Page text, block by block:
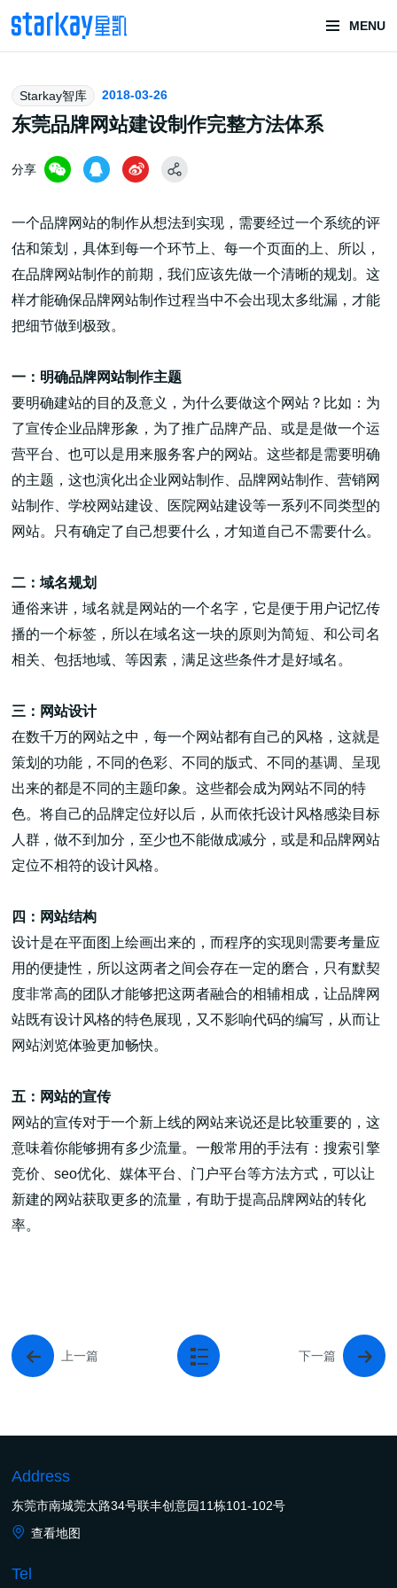
MENU
头部潮玩
技术服务商
潮玩技术解决方案
头部潮玩盲盒/谷子卡牌/二次元手办抽赏开发
一番赏/魔力赏/福袋抽赏/宝箱赏/无限赏
高端网站建设
广告大片形式做开发
Starkay智库 2018-03-26
东莞品牌网站建设制作完整方法体系
分享
一个品牌网站的制作从想法到实现，需要经过一个系统的评
估和策划，具体到每一个环节上、每一个页面的上、所以，
在品牌网站制作的前期，我们应该先做一个清晰的规划。这
样才能确保品牌网站制作过程当中不会出现太多纰漏，才能
把细节做到极致。
一：明确品牌网站制作主题
要明确建站的目的及意义，为什么要做这个网站？比如：为
了宣传企业品牌形象，为了推广品牌产品、或是是做一个运
营平台、也可以是用来服务客户的网站。这些都是需要明确
的主题，这也演化出企业网站制作、品牌网站制作、营销网
站制作、学校网站建设、医院网站建设等一系列不同类型的
网站。只有确定了自己想要什么，才知道自己不需要什么。
二：域名规划
通俗来讲，域名就是网站的一个名字，它是便于用户记忆传
播的一个标签，所以在域名这一块的原则为简短、和公司名
相关、包括地域、等因素，满足这些条件才是好域名。
三：网站设计
在数千万的网站之中，每一个网站都有自己的风格，这就是
策划的功能，不同的色彩、不同的版式、不同的基调、呈现
出来的都是不同的主题印象。这些都会成为网站不同的特
色。将自己的品牌定位好以后，从而依托设计风格感染目标
人群，做不到加分，至少也不能做成减分，或是和品牌网站
定位不相符的设计风格。
四：网站结构
设计是在平面图上绘画出来的，而程序的实现则需要考量应
用的便捷性，所以这两者之间会存在一定的磨合，只有默契
度非常高的团队才能够把这两者融合的相辅相成，让品牌网
站既有设计风格的特色展现，又不影响代码的编写，从而让
网站浏览体验更加畅快。
五：网站的宣传
网站的宣传对于一个新上线的网站来说还是比较重要的，这
意味着你能够拥有多少流量。一般常用的手法有：搜索引擎
竞价、seo优化、媒体平台、门户平台等方法方式，可以让
新建的网站获取更多的流量，有助于提高品牌网站的转化
率。
上一篇 下一篇
Address
东莞市南城莞太路34号联丰创意园11栋101-102号
查看地图
Tel